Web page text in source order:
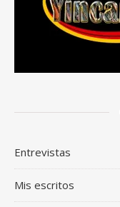
Entrevistas
Mis escritos